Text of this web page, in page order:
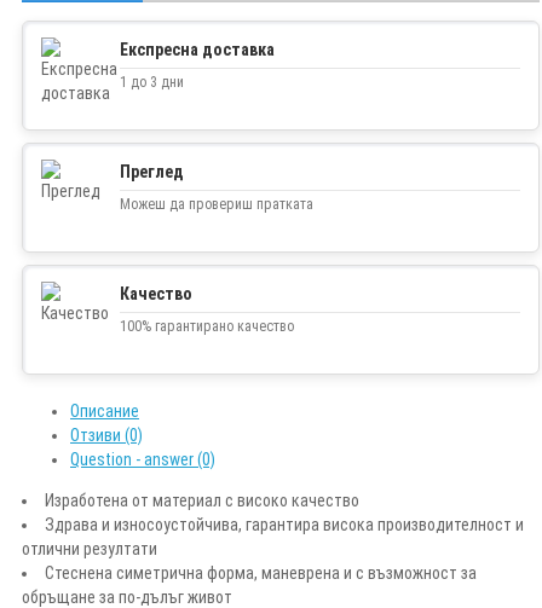
Експресна доставка
1 до 3 дни
Преглед
Можеш да провериш пратката
Качество
100% гарантирано качество
Описание
Отзиви (0)
Question - answer (0)
Изработена от материал с високо качество
Здрава и износоустойчива, гарантира висока производителност и
отлични резултати
Стеснена симетрична форма, маневрена и с възможност за
обръщане за по-дълъг живот